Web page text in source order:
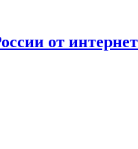
от